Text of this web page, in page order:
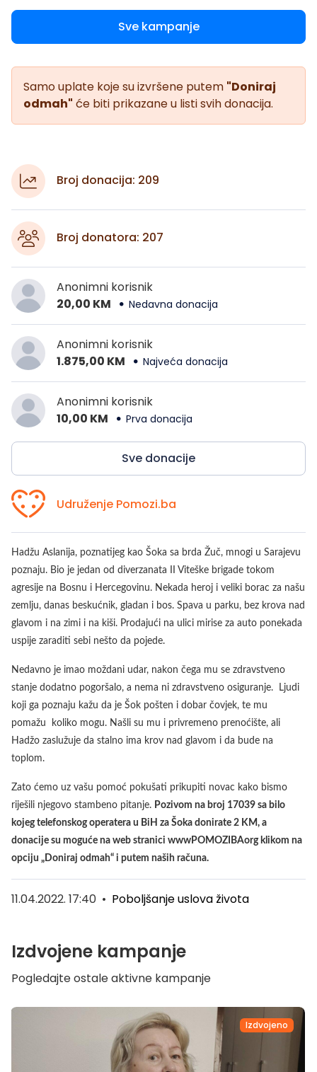
Sve kampanje
Samo uplate koje su izvršene putem "Doniraj
odmah" će biti prikazane u listi svih donacija.
Broj donacija: 209
Broj donatora: 207
Anonimni korisnik
20,00 KM
Nedavna donacija
Anonimni korisnik
1.875,00 KM
Najveća donacija
Anonimni korisnik
10,00 KM
Prva donacija
Sve donacije
Udruženje Pomozi.ba
Hadžu Aslanija, poznatijeg kao Šoka sa brda Žuč, mnogi u Sarajevu
poznaju. Bio je jedan od diverzanata II Viteške brigade tokom
agresije na Bosnu i Hercegovinu. Nekada heroj i veliki borac za našu
zemlju, danas beskućnik, gladan i bos. Spava u parku, bez krova nad
glavom i na zimi i na kiši. Prodajući na ulici mirise za auto ponekada
uspije zaraditi sebi nešto da pojede.
Nedavno je imao moždani udar, nakon čega mu se zdravstveno
stanje dodatno pogoršalo, a nema ni zdravstveno osiguranje. Ljudi
koji ga poznaju kažu da je Šok pošten i dobar čovjek, te mu
pomažu koliko mogu. Našli su mu i privremeno prenoćište, ali
Hadžo zaslužuje da stalno ima krov nad glavom i da bude na
toplom.
Zato ćemo uz vašu pomoć pokušati prikupiti novac kako bismo
riješili njegovo stambeno pitanje. Pozivom na broj 17039 sa bilo
kojeg telefonskog operatera u BiH za Šoka donirate 2 KM, a
donacije su moguće na web stranici wwwPOMOZIBAorg klikom na
opciju „Doniraj odmah“ i putem naših računa.
11.04.2022. 17:40 • Poboljšanje uslova života
Izdvojene kampanje
Pogledajte ostale aktivne kampanje
Izdvojeno